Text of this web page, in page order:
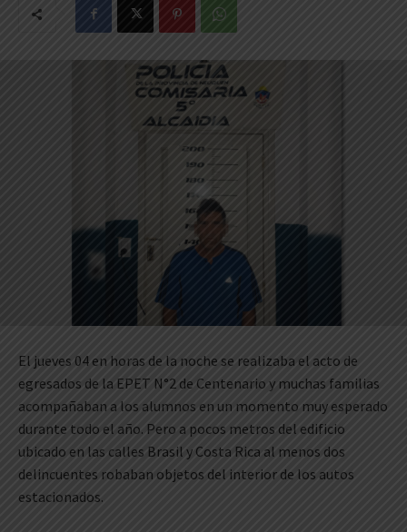
El jueves 04 en horas de la noche se realizaba el acto de
egresados de la EPET N°2 de Centenario y muchas familias
acompañaban a los alumnos en un momento muy esperado
durante todo el año. Pero a pocos metros del edificio
ubicado en las calles Brasil y Costa Rica al menos dos
delincuentes robaban objetos del interior de los autos
estacionados.